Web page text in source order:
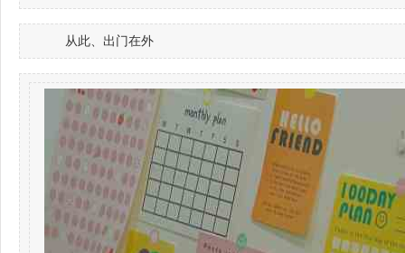
从此、出门在外